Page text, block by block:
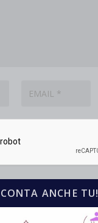
ANCHE TU!